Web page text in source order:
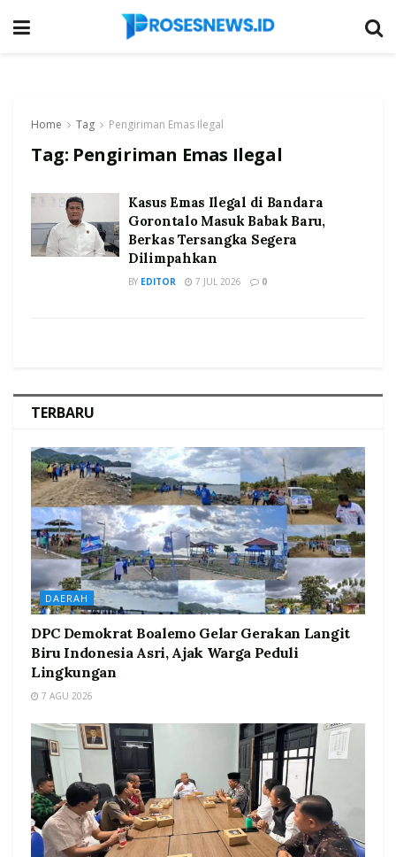
Home Tag Pengiriman Emas Ilegal
Tag: Pengiriman Emas Ilegal
Kasus Emas Ilegal di Bandara
Gorontalo Masuk Babak Baru,
Berkas Tersangka Segera
Dilimpahkan
BY EDITOR 7 JUL 2026 0
TERBARU
DAERAH
DPC Demokrat Boalemo Gelar Gerakan Langit
Biru Indonesia Asri, Ajak Warga Peduli
Lingkungan
7 AGU 2026